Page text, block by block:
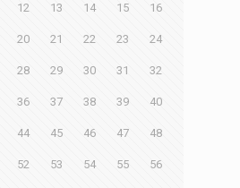
12 13 14 15 16
20 21 22 23 24
28 29 30 31 32
36 37 38 39 40
44 45 46 47 48
52 53 54 55 56